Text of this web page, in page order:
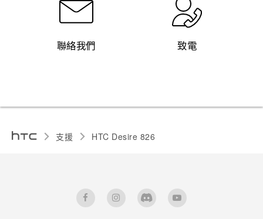
聯絡我們 致電
支援 HTC Desire 826‎